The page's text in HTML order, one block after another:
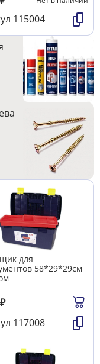
115004
для
58*29*29см
₽
117008